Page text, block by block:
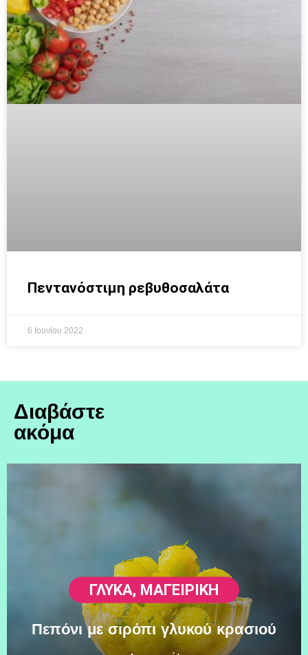
Πεντανόστιμη ρεβυθοσαλάτα
6 Ιουνίου 2022
Διαβάστε
ακόμα
ΓΛΥΚΆ, ΜΑΓΕΙΡΙΚΗ
Πεπόνι με σιρόπι γλυκού κρασιού